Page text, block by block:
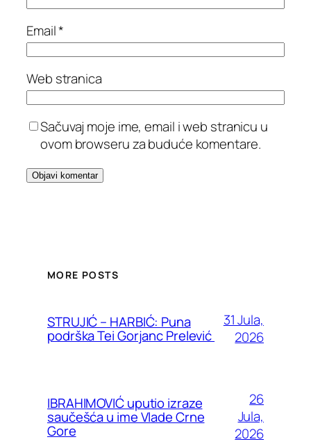
Email*
Web stranica
Sačuvaj moje ime, email i web stranicu u
ovom browseru za buduće komentare.
MORE POSTS
STRUJIĆ – HARBIĆ: Puna
podrška Tei Gorjanc Prelević
31 Jula,
2026
IBRAHIMOVIĆ uputio izraze
saučešća u ime Vlade Crne
Gore
26
Jula,
2026